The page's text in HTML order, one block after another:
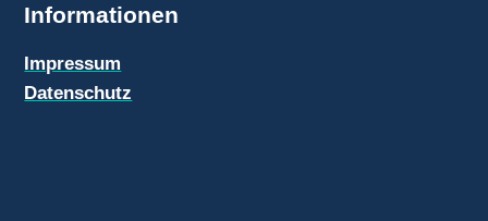
Informationen
Impressum
Datenschutz